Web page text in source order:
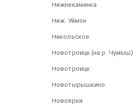
Нижнекаменка
Ниж. Уймон
Никольское
Новотроицк (на р. Чумыш)
Новотроицк
Новотырышкино
Новоярки